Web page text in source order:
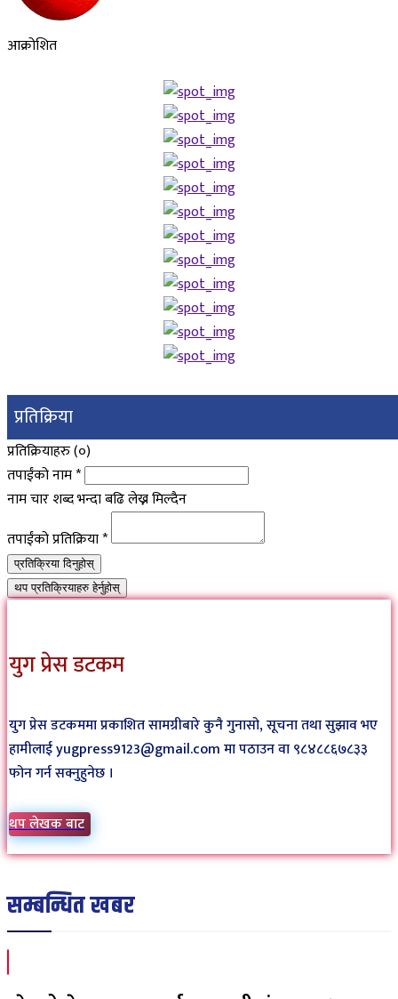
आक्रोशित
प्रतिक्रिया
प्रतिक्रियाहरु (०)
तपाईंको नाम*
नाम चार शब्द भन्दा बढि लेख्न मिल्दैन
तपाईंको प्रतिक्रिया*
प्रतिक्रिया दिनुहोस्
थप प्रतिक्रियाहरु हेर्नुहोस्
युग प्रेस डटकम
युग प्रेस डटकममा प्रकाशित सामग्रीबारे कुनै गुनासो, सूचना तथा सुझाव भए
हामीलाई yugpress9123@gmail.com मा पठाउन वा ९८४८८६७८३३
फोन गर्न सक्नुहुनेछ ।
थप लेखक बाट
सम्बन्धित खबर